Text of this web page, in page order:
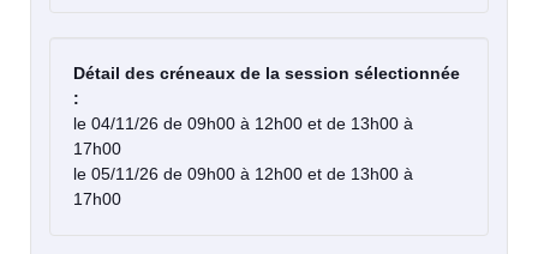
Détail des créneaux de la session sélectionnée
:
le 04/11/26 de 09h00 à 12h00 et de 13h00 à
17h00
le 05/11/26 de 09h00 à 12h00 et de 13h00 à
17h00